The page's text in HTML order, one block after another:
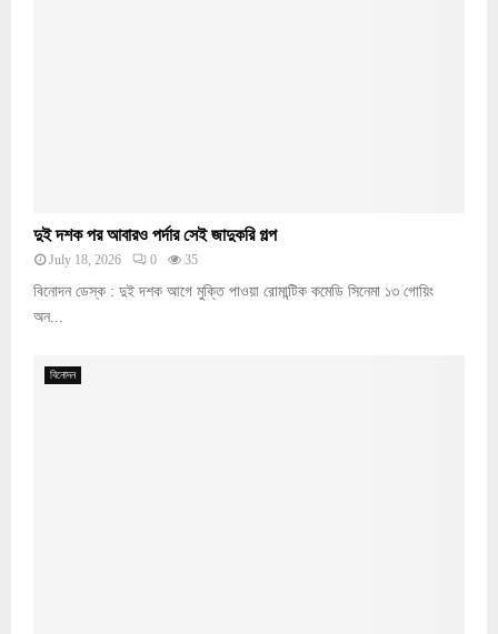
দুই দশক পর আবারও পর্দার সেই জাদুকরি গল্প
July 18, 2026 0 35
বিনোদন ডেস্ক : দুই দশক আগে মুক্তি পাওয়া রোমান্টিক কমেডি সিনেমা ১৩ গোয়িং
অন...
বিনোদন